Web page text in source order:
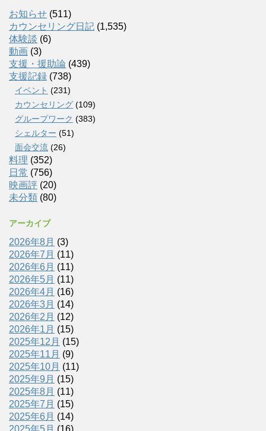
お知らせ (511)
カウンセリング日記 (1,535)
体験談 (6)
動画 (3)
支援・援助論 (439)
支援記録 (738)
イベント (231)
カウンセリング (109)
グループワーク (383)
シェルター (51)
面会交流 (26)
料理 (352)
日常 (756)
映画評 (20)
未分類 (80)
アーカイブ
2026年8月 (3)
2026年7月 (11)
2026年6月 (11)
2026年5月 (11)
2026年4月 (16)
2026年3月 (14)
2026年2月 (12)
2026年1月 (15)
2025年12月 (15)
2025年11月 (9)
2025年10月 (11)
2025年9月 (15)
2025年8月 (11)
2025年7月 (15)
2025年6月 (14)